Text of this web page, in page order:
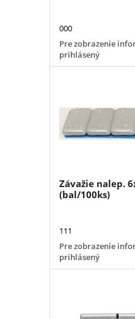
000
Pre zobrazenie
prihlásený
Závažie nalep.
(bal/100ks)
111
Pre zobrazenie
prihlásený